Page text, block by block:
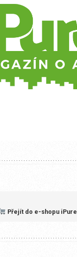
Přejít do e-shopu iPure